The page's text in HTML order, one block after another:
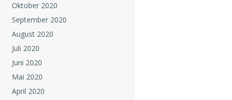
Oktober 2020
September 2020
August 2020
Juli 2020
Juni 2020
Mai 2020
April 2020